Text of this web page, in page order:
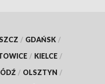
/ GDAŃSK /
/ KIELCE /
/ OLSZTYN /